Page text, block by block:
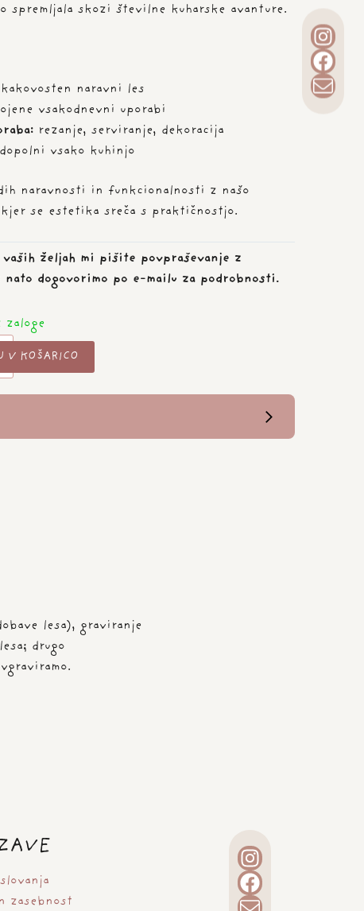
spremljala skozi številne kuharske avanture.
naravni les
vsakodnevni uporabi
rezanje, serviranje, dekoracija
vsako kuhinjo
naravnosti in funkcionalnosti z našo
se estetika sreča s praktičnostjo.
vaših željah mi pišite povpraševanje z
dogovorimo po e-mailu za podrobnosti.
V KOŠARICO
lesa), graviranje
drugo
zasebnost